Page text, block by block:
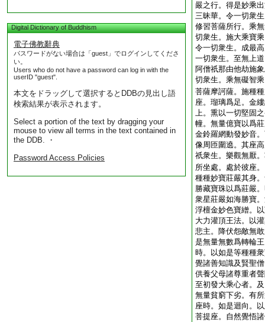
Digital Dictionary of Buddhism
電子佛教辭典
パスワードがない場合は「guest」でログインしてくださ
い。
Users who do not have a password can log in with the
userID "guest".
本文をドラッグして選択するとDDBの見出し語
検索結果が表示されます。
Select a portion of the text by dragging your
mouse to view all terms in the text contained in
the DDB. ・
Password Access Policies
嚴之行。得是妙乘
三昧華。令一切衆
修習菩薩所行。乘
切衆生。施大乘寶
令一切衆生。成最
一切衆生。至無上
阿僧祇那由他劫施
切衆生。乘無礙智
菩薩摩訶薩。施種
座。瑠璃爲足。金
上。熏以一切堅固
幢。無量億寶以爲
金鈴羅網動發妙音
像周匝圍遶。其座
祇衆生。樂觀無厭
所坐處。處於彼座
種種妙寶莊嚴其身
勝藏寶珠以爲莊嚴
衆星莊嚴如海勝寶
浮檀金妙色寶繒。
大力灌頂王法。以
悲主。降伏怨敵無
是無量無數爲轉輪
時。以如是等種種
覺諸善知識及賢聖
供養父母諸尊重者
至初發大乘心者。
無量貧窮下劣。有
座時。如是迴向。
菩提座。自然覺悟